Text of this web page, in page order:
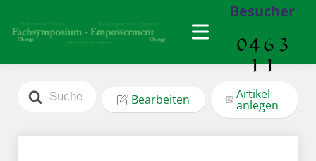
Besucher
Search
For
Bearbeiten Artikel
anlegen